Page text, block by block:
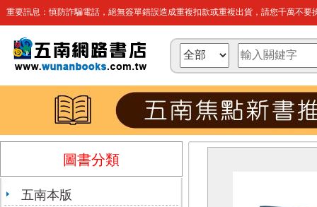
重要訊息：慎防詐騙電話，絕無簽單錯誤造成重複扣款或重複出貨，請您千萬不要
圖書分類
五南本版